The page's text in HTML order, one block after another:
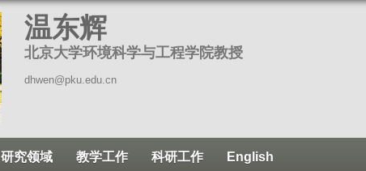
到
主
要
温东辉
北京大学环境科学与工程学院教授
dhwen@pku.edu.cn
研究领域 教学工作 科研工作 English